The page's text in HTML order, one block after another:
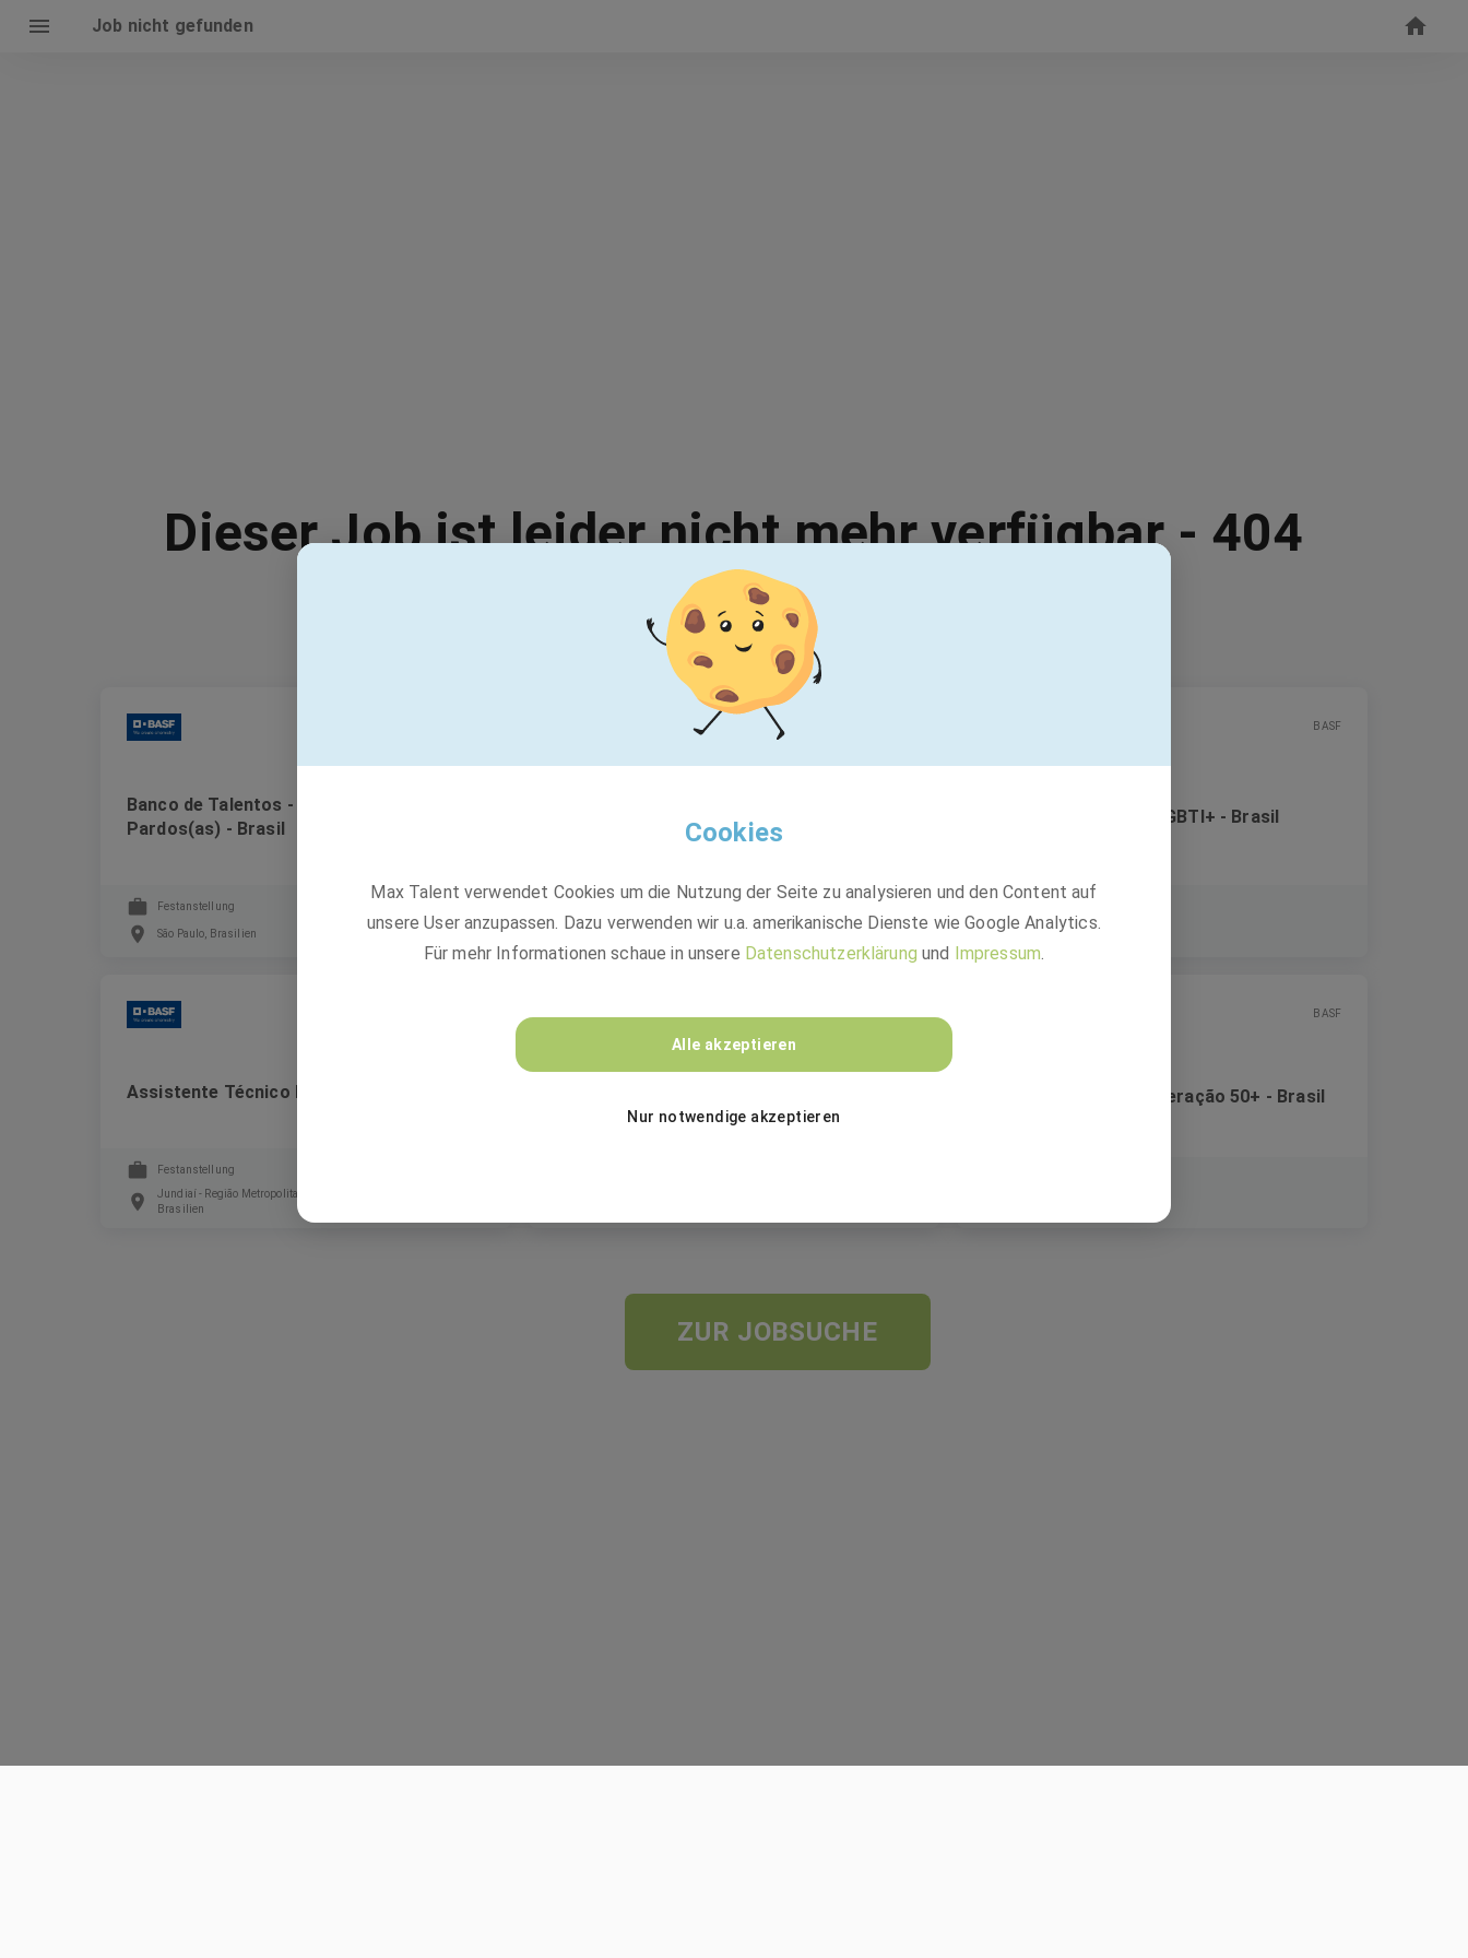
Job nicht gefunden
Dieser Job ist leider nicht mehr verfügbar - 404
Vielleicht passt einer dieser Jobs:
Banco de Talentos - Pretos(as) e
Pardos(as) - Brasil
Festanstellung
São Paulo, Brasilien
Banco de Talentos - Geração 50+ - Brasil
BASF
Banco de Talentos - LGBTI+ - Brasil
São Paulo, Brasilien
Assistente Técnico Pleno
Festanstellung
Jundiaí - Região Metropolitana de Jundiaí, Jundiaí - São Paulo,
Brasilien
BASF
Banco de Talentos - Geração 50+ - Brasil
ZUR JOBSUCHE
Cookies
Max Talent verwendet Cookies um die Nutzung der Seite zu analysieren und den Content auf
unsere User anzupassen. Dazu verwenden wir u.a. amerikanische Dienste wie Google Analytics.
Für mehr Informationen schaue in unsere Datenschutzerklärung und Impressum.
Alle akzeptieren
Nur notwendige akzeptieren